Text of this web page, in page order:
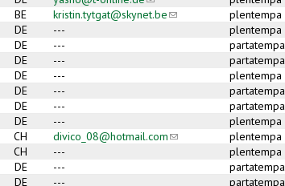
BE kristin.tytgat@skynet.be(link sends e-mail)plentempa
DE --- plentempa
DE --- partatempa
DE --- partatempa
DE --- plentempa
DE --- partatempa
DE --- partatempa
DE --- plentempa
CH divico_08@hotmail.com(link sends e-mail)plentempa
CH --- plentempa
DE --- partatempa
DE --- partatempa